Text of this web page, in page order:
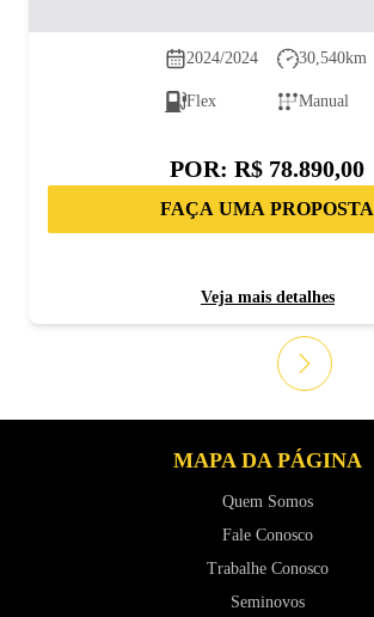
2024/2024 30,540km
Flex Manual
POR:R$ 78.890,00
FAÇA UMA PROPOSTA
Veja mais detalhes
MAPA DA PÁGINA
Quem Somos
Fale Conosco
Trabalhe Conosco
Seminovos